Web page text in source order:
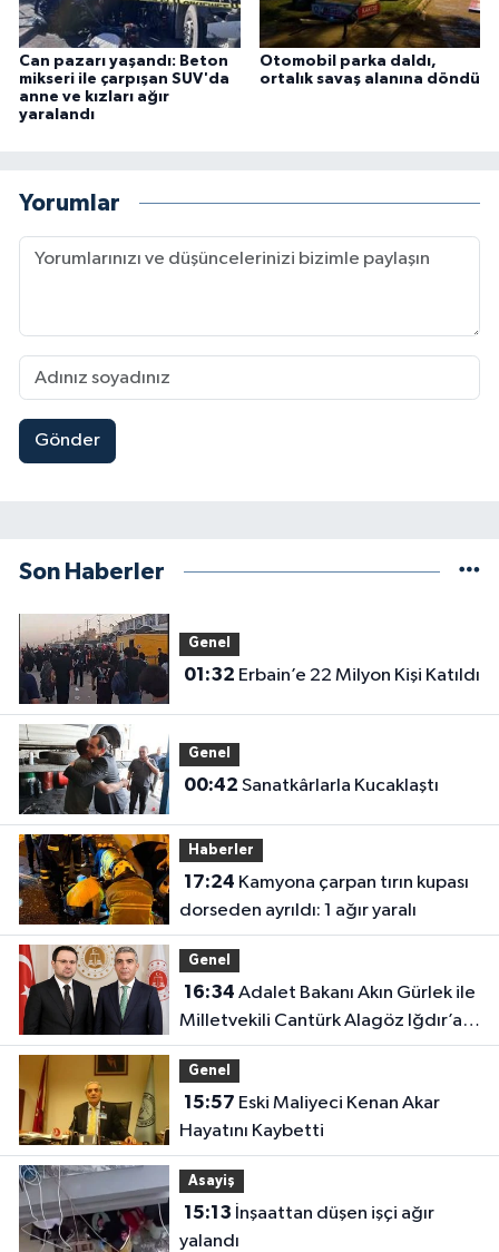
Can pazarı yaşandı: Beton
mikseri ile çarpışan SUV'da
anne ve kızları ağır
yaralandı
Otomobil parka daldı,
ortalık savaş alanına döndü
Yorumlar
Gönder
Son Haberler
Genel
01:32 Erbain’e 22 Milyon Kişi Katıldı
Genel
00:42 Sanatkârlarla Kucaklaştı
Haberler
17:24
dorseden ayrıldı: 1 ağır yaralı
Genel
16:34
Milletvekili Cantürk Alagöz Iğdır’a
Geliyor
Genel
15:57
Hayatını Kaybetti
Asayiş
15:13
yalandı